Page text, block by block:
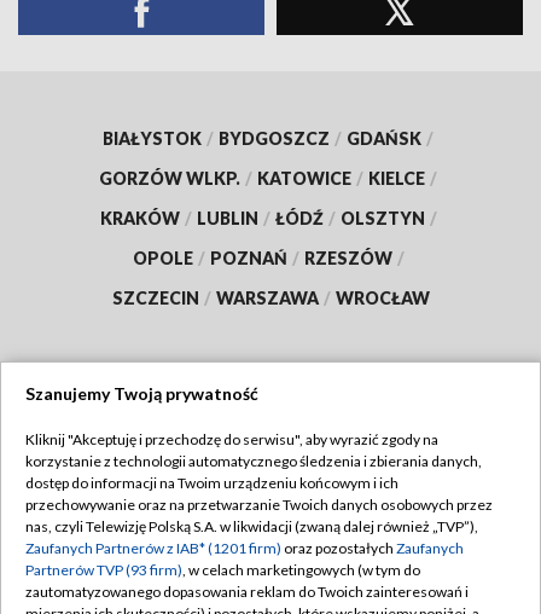
BIAŁYSTOK / BYDGOSZCZ / GDAŃSK /
GORZÓW WLKP. / KATOWICE / KIELCE /
KRAKÓW / LUBLIN / ŁÓDŹ / OLSZTYN /
OPOLE / POZNAŃ / RZESZÓW /
SZCZECIN / WARSZAWA / WROCŁAW
TVP
Abonament TVP
Emisja w TVP
Centrum informacji TVP
Regulamin TVP
Polityka prywatności
Moje zgody
Szanujemy Twoją prywatność
Kliknij "Akceptuję i przechodzę do serwisu", aby wyrazić zgody na
korzystanie z technologii automatycznego śledzenia i zbierania danych,
dostęp do informacji na Twoim urządzeniu końcowym i ich
przechowywanie oraz na przetwarzanie Twoich danych osobowych przez
nas, czyli Telewizję Polską S.A. w likwidacji (zwaną dalej również „TVP”),
Zaufanych Partnerów z IAB* (1201 firm) oraz pozostałych Zaufanych
Partnerów TVP (93 firm), w celach marketingowych (w tym do
zautomatyzowanego dopasowania reklam do Twoich zainteresowań i